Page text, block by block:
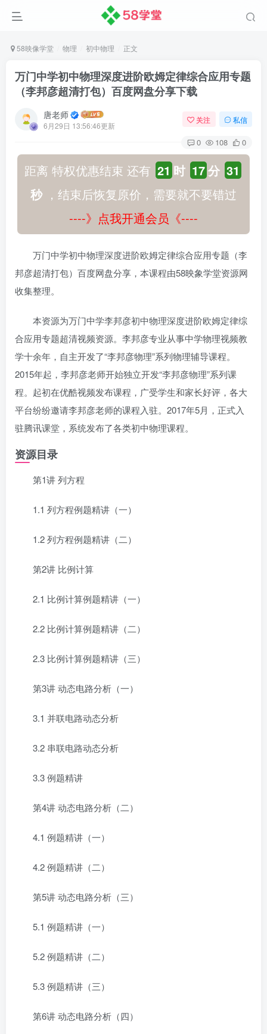
58映像学堂 物理 初中物理 正文
万门中学初中物理深度进阶欧姆定律综合应用专题
（李邦彦超清打包）百度网盘分享下载
唐老师
6月29日 13:56:46更新
关注 私信
0 108 0
距离 特权优惠结束 还有 21 时 17分 30
秒，结束后恢复原价，需要就不要错过
----》点我开通会员《----
万门中学初中物理深度进阶欧姆定律综合应用专题（李
邦彦超清打包）百度网盘分享，本课程由58映象学堂资源网
收集整理。
本资源为万门中学李邦彦初中物理深度进阶欧姆定律综
合应用专题超清视频资源。李邦彦专业从事中学物理视频教
学十余年，自主开发了“李邦彦物理”系列物理辅导课程。
2015年起，李邦彦老师开始独立开发“李邦彦物理”系列课
程。起初在优酷视频发布课程，广受学生和家长好评，各大
平台纷纷邀请李邦彦老师的课程入驻。2017年5月，正式入
驻腾讯课堂，系统发布了各类初中物理课程。
资源目录
第1讲 列方程
1.1 列方程例题精讲（一）
1.2 列方程例题精讲（二）
第2讲 比例计算
2.1 比例计算例题精讲（一）
2.2 比例计算例题精讲（二）
2.3 比例计算例题精讲（三）
第3讲 动态电路分析（一）
3.1 并联电路动态分析
3.2 串联电路动态分析
3.3 例题精讲
第4讲 动态电路分析（二）
4.1 例题精讲（一）
4.2 例题精讲（二）
第5讲 动态电路分析（三）
5.1 例题精讲（一）
5.2 例题精讲（二）
5.3 例题精讲（三）
第6讲 动态电路分析（四）